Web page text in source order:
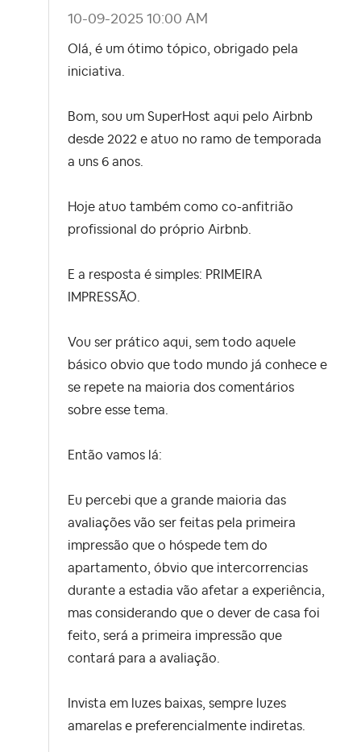
‎10-09-2025 10:00 AM
Olá, é um ótimo tópico, obrigado pela
iniciativa.
Bom, sou um SuperHost aqui pelo Airbnb
desde 2022 e atuo no ramo de temporada
a uns 6 anos.
Hoje atuo também como co-anfitrião
profissional do próprio Airbnb.
E a resposta é simples: PRIMEIRA
IMPRESSÃO.
Vou ser prático aqui, sem todo aquele
básico obvio que todo mundo já conhece e
se repete na maioria dos comentários
sobre esse tema.
Então vamos lá:
Eu percebi que a grande maioria das
avaliações vão ser feitas pela primeira
impressão que o hóspede tem do
apartamento, óbvio que intercorrencias
durante a estadia vão afetar a experiência,
mas considerando que o dever de casa foi
feito, será a primeira impressão que
contará para a avaliação.
Invista em luzes baixas, sempre luzes
amarelas e preferencialmente indiretas.